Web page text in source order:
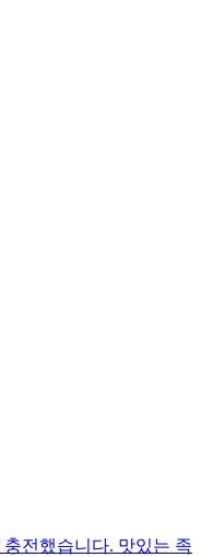
전했습니다. 맛있는 족